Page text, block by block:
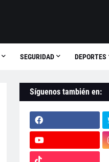
SEGURIDAD DEPORTES
Síguenos también en: